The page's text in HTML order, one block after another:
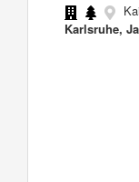
Karlsruhe,